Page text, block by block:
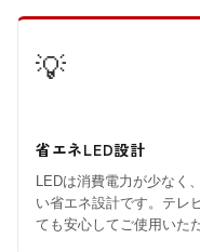
💡
省エネLED設計
LEDは消費電力が少なく
い省エネ設計です。テレ
ても安心してご使用いた